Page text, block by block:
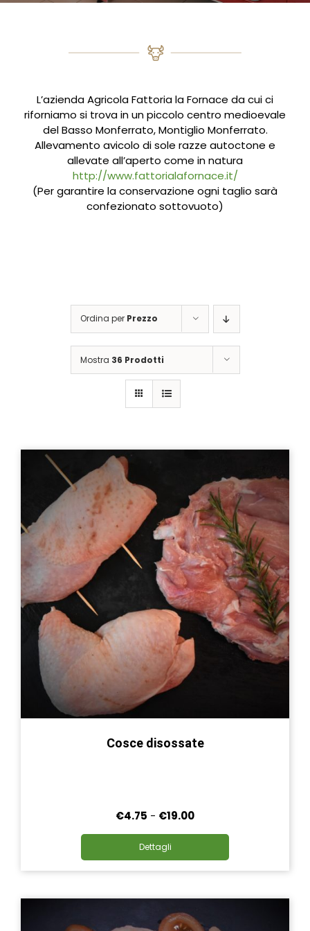
L’azienda Agricola Fattoria la Fornace da cui ci
riforniamo si trova in un piccolo centro medioevale
del Basso Monferrato, Montiglio Monferrato.
Allevamento avicolo di sole razze autoctone e
allevate all’aperto come in natura
http://www.fattorialafornace.it/
(Per garantire la conservazione ogni taglio sarà
confezionato sottovuoto)
Ordina per Prezzo
Mostra 36 Prodotti
Cosce disossate
€4.75 - €19.00Fascia
da
€4.75
ha
varianti.
Dettagli